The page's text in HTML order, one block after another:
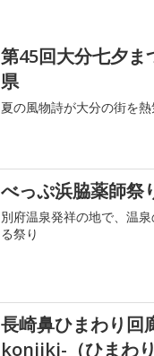
第45回大分七夕ま
県
夏の風物詩が大分の街を
べっぷ浜脇薬師祭
別府温泉発祥の地で、温
る祭り
長崎鼻ひまわり回
konjiki-（ひまわ